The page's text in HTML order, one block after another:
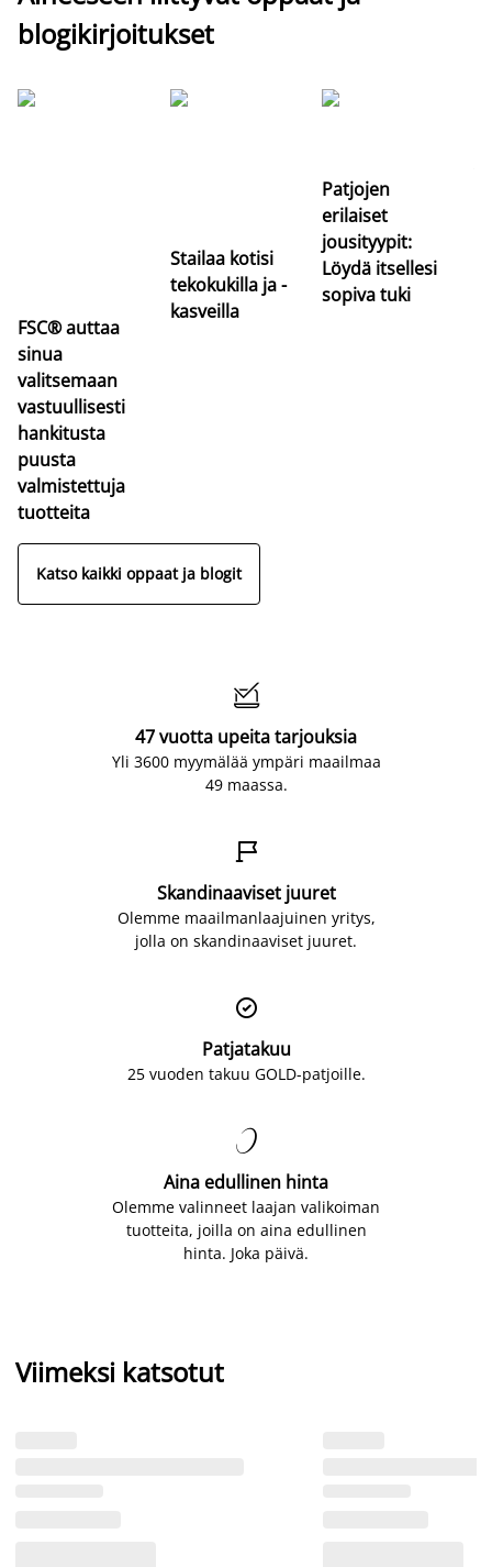
blogikirjoitukset
FSC® auttaa
sinua
valitsemaan
vastuullisesti
hankitusta
puusta
valmistettuja
tuotteita
Stailaa kotisi
tekokukilla ja -
kasveilla
Patjojen
erilaiset
jousityypit:
Löydä itsellesi
sopiva tuki
Katso kaikki oppaat ja blogit

47 vuotta upeita tarjouksia
Yli 3600 myymälää ympäri maailmaa
49 maassa.

Skandinaaviset juuret
Olemme maailmanlaajuinen yritys,
jolla on skandinaaviset juuret.

Patjatakuu
25 vuoden takuu GOLD-patjoille.

Aina edullinen hinta
Olemme valinneet laajan valikoiman
tuotteita, joilla on aina edullinen
hinta. Joka päivä.
Viimeksi katsotut